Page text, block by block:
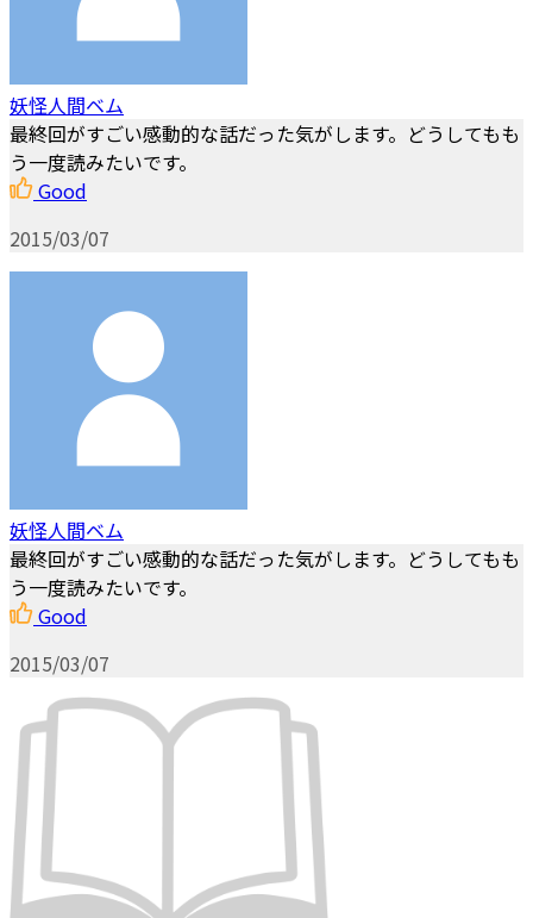
妖怪人間ベム
最終回がすごい感動的な話だった気がします。どうしてもも
う一度読みたいです。
Good
2015/03/07
妖怪人間ベム
最終回がすごい感動的な話だった気がします。どうしてもも
う一度読みたいです。
Good
2015/03/07